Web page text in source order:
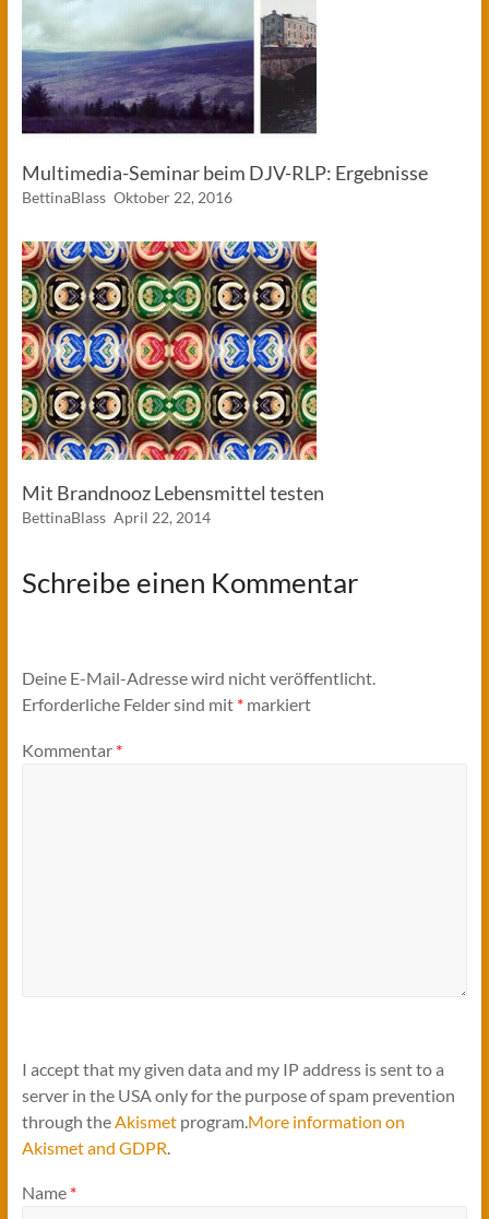
Multimedia-Seminar beim DJV-RLP: Ergebnisse
BettinaBlass Oktober 22, 2016
Mit Brandnooz Lebensmittel testen
BettinaBlass April 22, 2014
Schreibe einen Kommentar
Deine E-Mail-Adresse wird nicht veröffentlicht.
Erforderliche Felder sind mit *markiert
Kommentar *
I accept that my given data and my IP address is sent to a
server in the USA only for the purpose of spam prevention
through the Akismetprogram. More information on
Akismet and GDPR
Name *